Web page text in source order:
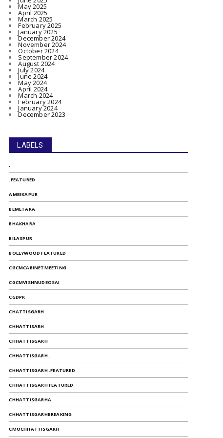
May 2025
April 2025
March 2025
February 2025
January 2025
December 2024
November 2024
October 2024
September 2024
August 2024
July 2024
June 2024
May 2024
April 2024
March 2024
February 2024
January 2024
December 2023
LABELS
.
.FEATURED
AMBIKAPUR
BEMETARA
BHAKHARA
BILASPUR
BOLLYWOOD FEATURED
CGCMCABINETMEETING
CGCMVISHNUDEOSAI
CGDPR
CHATTISGARH
CHHATTISARH
CHHATTISGARH
CHHATTISGARH .
CHHATTISGARH .FEATURED
CHHATTISGARH FEATURED
CHHATTISGARHA
CHHATTISGARHBREAKING
CMOCHHATTISGARH